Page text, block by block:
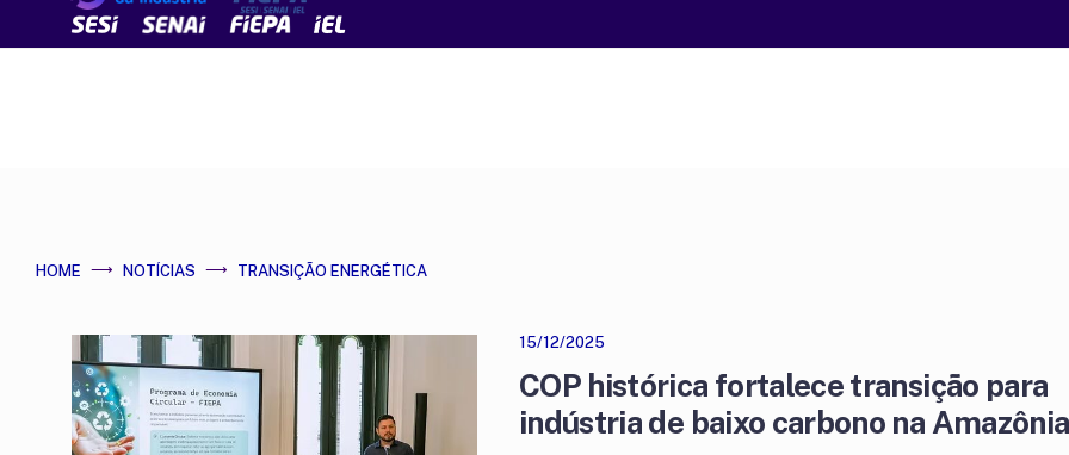
HOME NOTÍCIAS TRANSIÇÃO ENERGÉTICA
15/12/2025
COP histórica fortalece transição para
indústria de baixo carbono na Amazônia